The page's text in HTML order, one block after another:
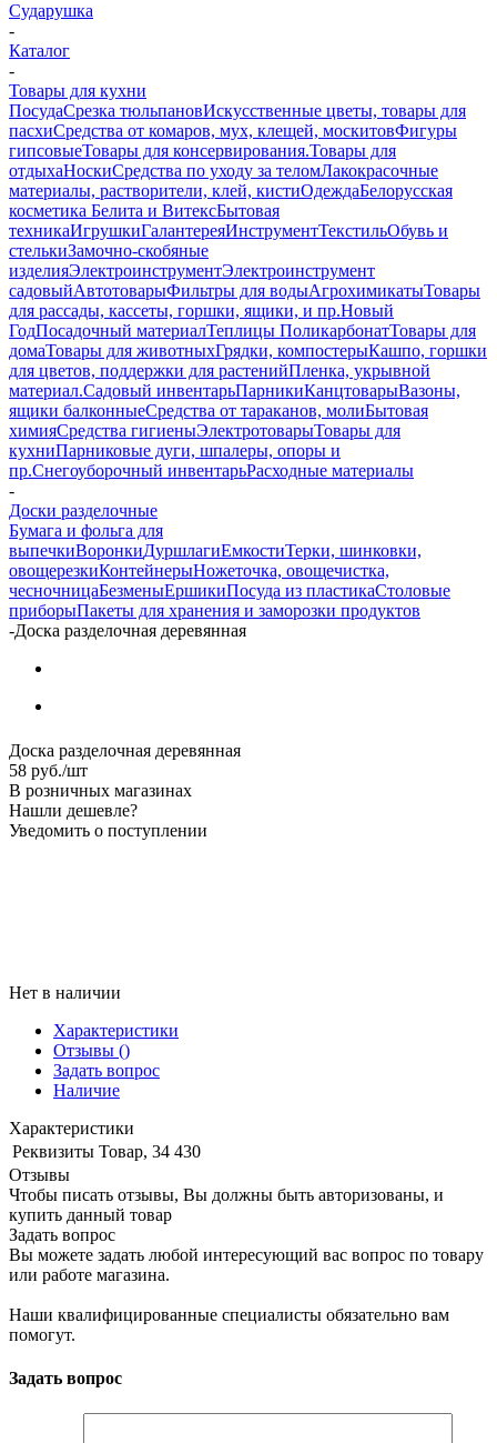
Сударушка
-
Каталог
-
Товары для кухни
ПосудаСрезка тюльпановИскусственные цветы, товары для
пасхиСредства от комаров, мух, клещей, москитовФигуры
гипсовыеТовары для консервирования.Товары для
отдыхаНоскиСредства по уходу за теломЛакокрасочные
материалы, растворители, клей, кистиОдеждаБелорусская
косметика Белита и ВитексБытовая
техникаИгрушкиГалантереяИнструментТекстильОбувь и
стелькиЗамочно-скобяные
изделияЭлектроинструментЭлектроинструмент
садовыйАвтотоварыФильтры для водыАгрохимикатыТовары
для рассады, кассеты, горшки, ящики, и пр.Новый
ГодПосадочный материалТеплицы ПоликарбонатТовары для
домаТовары для животныхГрядки, компостерыКашпо, горшки
для цветов, поддержки для растенийПленка, укрывной
материал.Садовый инвентарьПарникиКанцтоварыВазоны,
ящики балконныеСредства от тараканов, молиБытовая
химияСредства гигиеныЭлектротоварыТовары для
кухниПарниковые дуги, шпалеры, опоры и
пр.Снегоуборочный инвентарьРасходные материалы
-
Доски разделочные
Бумага и фольга для
выпечкиВоронкиДуршлагиЕмкостиТерки, шинковки,
овощерезкиКонтейнерыНожеточка, овощечистка,
чесночницаБезменыЕршикиПосуда из пластикаСтоловые
приборыПакеты для хранения и заморозки продуктов
-Доска разделочная деревянная
Доска разделочная деревянная
58 руб./шт
В розничных магазинах
Нашли дешевле?
Уведомить о поступлении
Нет в наличии
Характеристики
Отзывы ()
Задать вопрос
Наличие
Характеристики
Реквизиты Товар, 34 430
Отзывы
Чтобы писать отзывы, Вы должны быть авторизованы, и
купить данный товар
Задать вопрос
Вы можете задать любой интересующий вас вопрос по товару
или работе магазина.
Наши квалифицированные специалисты обязательно вам
помогут.
Задать вопрос